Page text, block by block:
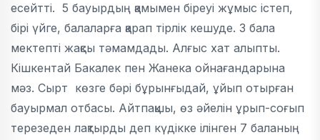
есейтті. 5 бауырдың қамымен біреуі жұмыс істеп,
бірі үйге, балаларға қарап тірлік кешуде. 3 бала
мектепті жақсы тәмамдады. Алғыс хат алыпты.
Кішкентай Бакалек пен Жанека ойнағандарына
мәз. Сырт көзге бәрі бұрынғыдай, ұйып отырған
бауырмал отбасы. Айтпақшы, өз әйелін ұрып-соғып
терезеден лақтырды деп күдікке ілінген 7 баланың